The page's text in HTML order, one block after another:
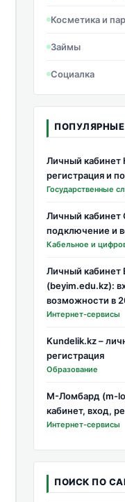
Косметика и
Займы
Социалка
ПОПУЛЯРНЫЕ
Личный кабинет
регистрация и
Государственные
Личный кабинет
подключение и
Кабельное и
Личный кабинет
(beyim.edu.kz):
возможности в
Интернет-сервисы
Kundelik.kz –
регистрация
Образование
М-Ломбард (m-
кабинет, вход,
Интернет-сервисы
ПОИСК ПО